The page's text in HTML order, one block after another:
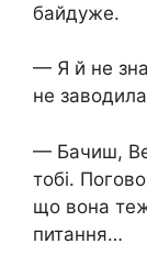
байдуже.
— Я й не
не
— Бачиш,
тобі.
що вона
питання…